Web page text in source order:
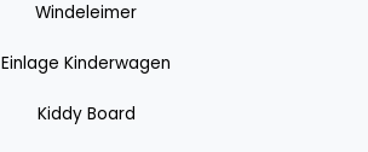
Windeleimer
Einlage Kinderwagen
Kiddy Board